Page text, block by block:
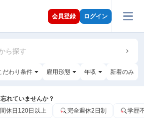
会員登録 ログイン
ら探す
だわり条件 雇用形態 年収 新着のみ
れていませんか？
休日120日以上 完全週休2日制 学歴